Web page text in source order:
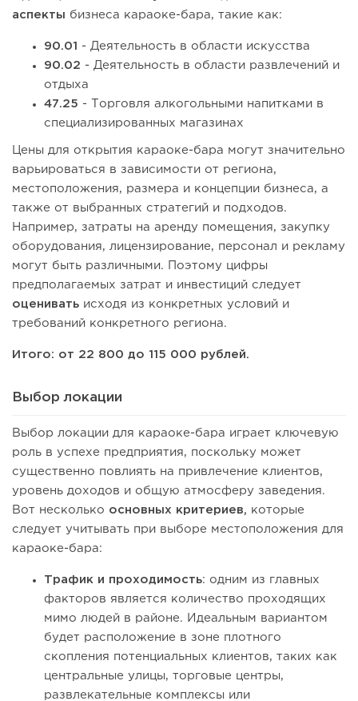
аспекты бизнеса караоке-бара, такие как:
90.01
- Деятельность в области искусства
90.02 - Деятельность в области развлечений и
отдыха
47.25 - Торговля алкогольными напитками в
специализированных магазинах
Цены для открытия караоке-бара могут значительно
варьироваться в зависимости от региона,
местоположения, размера и концепции бизнеса, а
также от выбранных стратегий и подходов.
Например, затраты на аренду помещения, закупку
оборудования, лицензирование, персонал и рекламу
могут быть различными. Поэтому цифры
предполагаемых затрат и инвестиций следует
оценивать исходя из конкретных условий и
требований конкретного региона.
Итого: от 22 800 до 115 000 рублей.
Выбор локации
Выбор локации для караоке-бара играет ключевую
роль в успехе предприятия, поскольку может
существенно повлиять на привлечение клиентов,
уровень доходов и общую атмосферу заведения.
Вот несколько основных критериев, которые
следует учитывать при выборе местоположения для
караоке-бара:
Трафик и проходимость: одним из главных
факторов является количество проходящих
мимо людей в районе. Идеальным вариантом
будет расположение в зоне плотного
скопления потенциальных клиентов, таких как
центральные улицы, торговые центры,
развлекательные комплексы или